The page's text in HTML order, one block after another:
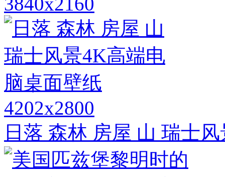
4202x2800
日落 森林 房屋 山 瑞士